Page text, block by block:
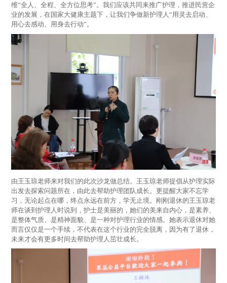
维“全人、全程、全方位思考”。我们应该共同来推广护理，推进民营企
业的发展，在国家大健康主题下，让我们争做新护理人“用灵去启动、
用心去感动、用身去行动”。
由王玉琼老师来对我们的此次沙龙做总结。王玉琼老师提倡从护理实际
出发去探索问题所在，由此去帮助护理团队成长。更提醒大家不忘学
习，无论起点在哪，终点永远在前方，学无止境。刚刚退休的王玉琼老
师在谈到护理人时说到，护士是美丽的，她们的美来自内心，是素养、
是整体气质、是精神面貌、是一种对护理行业的情感。她表示退休对她
而言仅仅是一个手续，不代表在这个行业的完全脱离，因为有了退休，
未来才会有更多时间去帮助护理人茁壮成长。